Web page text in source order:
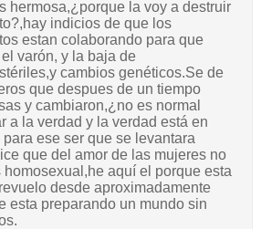
hermosa,¿porque la voy a destruir
indicios de que los
estan colaborando para que
varón, y la baja de
cambios genéticos.Se de
que despues de un tiempo
y cambiaron,¿no es normal
a la verdad y la verdad está en
ese ser que se levantara
que del amor de las mujeres no
homosexual,he aquí el porque esta
desde aproximadamente
esta preparando un mundo sin